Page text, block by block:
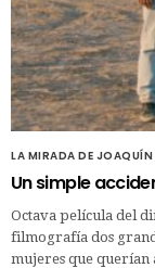
LA MIRADA DE JOAQUÍN
Un simple
Octava película del
filmografía dos
mujeres que